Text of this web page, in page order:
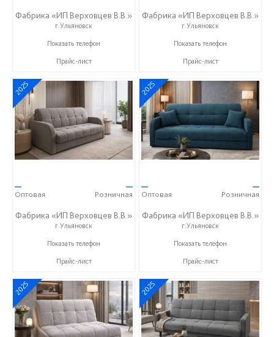
Фабрика «ИП Верховцев В.В.»
г.Ульяновск
8-987-637-27-82
Показать телефон
Прайс-лист
Фабрика «ИП Верховцев В.В.»
г.Ульяновск
8-987-637-27-82
Показать телефон
Прайс-лист
2025
—
Оптовая
—
Розничная
Фабрика «ИП Верховцев В.В.»
г.Ульяновск
8-987-637-27-82
Показать телефон
Прайс-лист
2025
—
Оптовая
—
Розничная
Фабрика «ИП Верховцев В.В.»
г.Ульяновск
8-987-637-27-82
Показать телефон
Прайс-лист
2025 2025